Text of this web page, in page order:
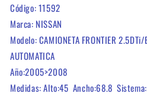
Código: 11592
Marca: NISSAN
Modelo: CAMIONETA FRONTIER
AUTOMATICA
Año:2005>2008
Medidas: Alto:45 Ancho:68.8